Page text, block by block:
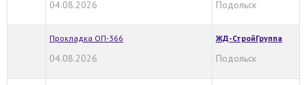
04.08.2026 Подольск
Прокладка ОП-366
04.08.2026
ЖД-СтройГруппа
Подольск